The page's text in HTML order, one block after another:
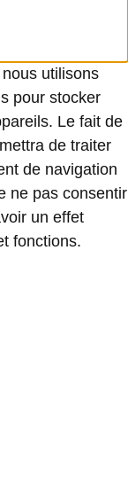
utilisons
pour stocker
Le fait de
de traiter
de navigation
ne pas consentir
un effet
fonctions.